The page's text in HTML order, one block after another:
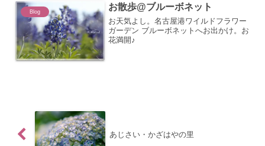
Blog お散歩@ブルーボネット
お天気よし。名古屋港ワイルドフラワー
ガーデン ブルーボネットへお出かけ。お
花満開♪
あじさい・かざはやの里